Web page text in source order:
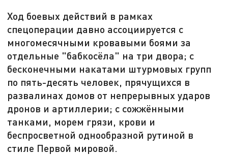
Ход боевых действий в рамках
спецоперации давно ассоциируется с
многомесячными кровавыми боями за
отдельные "бабкосёла" на три двора; с
бесконечными накатами штурмовых групп
по пять-десять человек, прячущихся в
развалинах домов от непрерывных ударов
дронов и артиллерии; с сожжёнными
танками, морем грязи, крови и
беспросветной однообразной рутиной в
стиле Первой мировой.